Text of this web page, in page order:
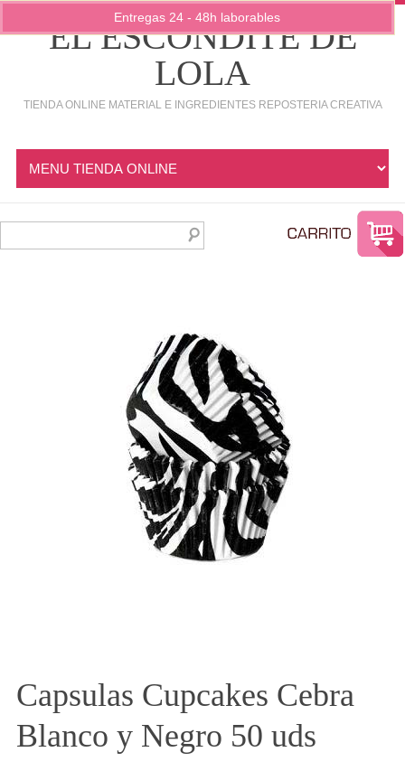
EL ESCONDITE DE
LOLA
TIENDA ONLINE MATERIAL E INGREDIENTES REPOSTERIA CREATIVA
Capsulas Cupcakes Cebra
Blanco y Negro 50 uds
Entregas 24 - 48h laborables